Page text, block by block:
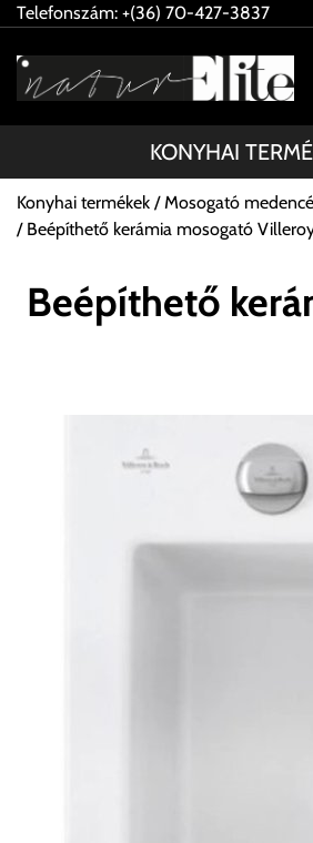
Telefonszám: +(36) 70-427-3837
KONYHAI
Konyhai termékek Mosogató
Beépíthető kerámia mosogató
Beépíthető